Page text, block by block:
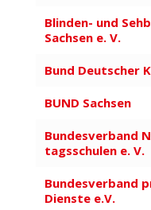
Blinden- und
Sachsen e. V.
Bund Deut­scher
BUND Sachsen
Bundes­verband
tags­schulen e. V.
Bundes­verband
Dienste e.V.